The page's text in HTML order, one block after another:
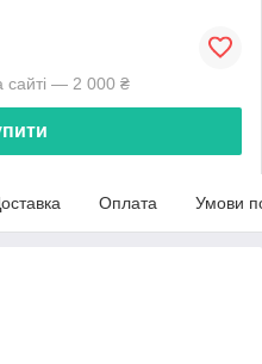
сайті — 2 000 ₴
Оплата Умови